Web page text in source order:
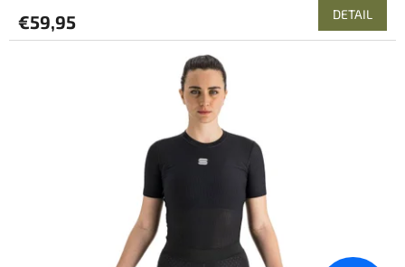
€59,95 DETAIL